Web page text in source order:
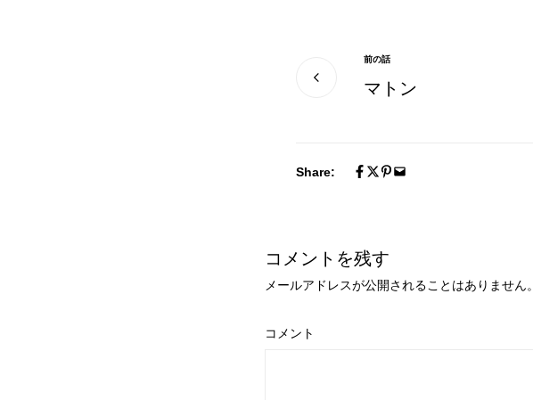
前の話
マトン
Share:
コメントを残す
メールアドレスが公開されることはありません。
コメント